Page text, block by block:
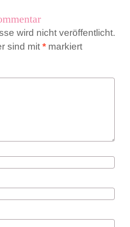
wird nicht veröffentlicht.
sind mit *markiert